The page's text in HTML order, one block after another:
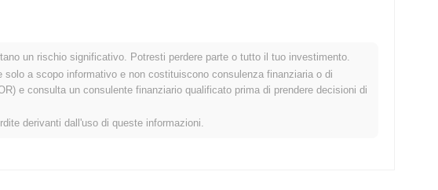
al mercato crypto più ampio?
, sottoperformando il mercato crypto complessivo che ha registrato un
un rischio significativo. Potresti perdere parte o tutto il tuo investimento.
a scopo informativo e non costituiscono consulenza finanziaria o di
e consulta un consulente finanziario qualificato prima di prendere decisioni di
derivanti dall'uso di queste informazioni.